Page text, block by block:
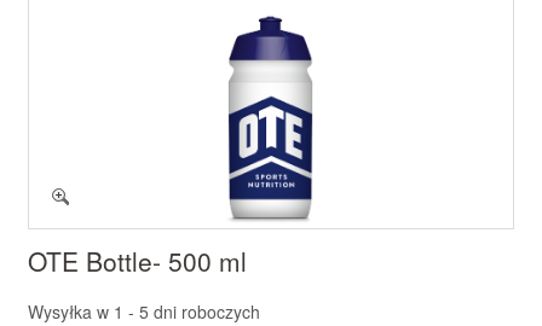
OTE Bottle- 500 ml
Wysyłka w 1 - 5 dni roboczych